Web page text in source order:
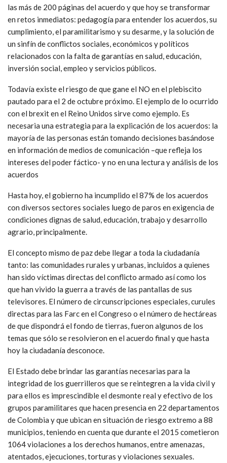
las más de 200 páginas del acuerdo y que hoy se transformar
en retos inmediatos: pedagogía para entender los acuerdos, su
cumplimiento, el paramilitarismo y su desarme, y la solución de
un sinfín de conflictos sociales, económicos y políticos
relacionados con la falta de garantías en salud, educación,
inversión social, empleo y servicios públicos.
Todavía existe el riesgo de que gane el NO en el plebiscito
pautado para el 2 de octubre próximo. El ejemplo de lo ocurrido
con el brexit en el Reino Unidos sirve como ejemplo. Es
necesaria una estrategia para la explicación de los acuerdos: la
mayoría de las personas están tomando decisiones basándose
en información de medios de comunicación –que refleja los
intereses del poder fáctico- y no en una lectura y análisis de los
acuerdos
Hasta hoy, el gobierno ha incumplido el 87% de los acuerdos
con diversos sectores sociales luego de paros en exigencia de
condiciones dignas de salud, educación, trabajo y desarrollo
agrario, principalmente.
El concepto mismo de paz debe llegar a toda la ciudadanía
tanto: las comunidades rurales y urbanas, incluidos a quienes
han sido víctimas directas del conflicto armado así como los
que han vivido la guerra a través de las pantallas de sus
televisores. El número de circunscripciones especiales, curules
directas para las Farc en el Congreso o el número de hectáreas
de que dispondrá el fondo de tierras, fueron algunos de los
temas que sólo se resolvieron en el acuerdo final y que hasta
hoy la ciudadanía desconoce.
El Estado debe brindar las garantías necesarias para la
integridad de los guerrilleros que se reintegren a la vida civil y
para ellos es imprescindible el desmonte real y efectivo de los
grupos paramilitares que hacen presencia en 22 departamentos
de Colombia y que ubican en situación de riesgo extremo a 88
municipios, teniendo en cuenta que durante el 2015 cometieron
1064 violaciones a los derechos humanos, entre amenazas,
atentados, ejecuciones, torturas y violaciones sexuales.